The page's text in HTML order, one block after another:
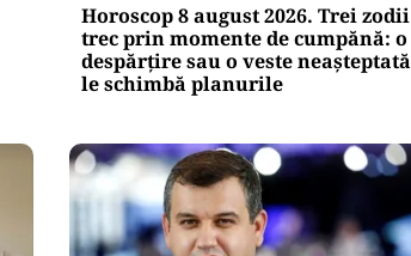
Horoscop 8 august 2026. Trei zodii
trec prin momente de cumpănă: o
despărțire sau o veste neașteptată
le schimbă planurile